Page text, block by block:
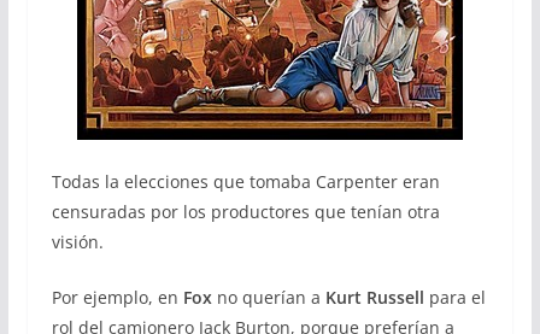
Todas la elecciones que tomaba Carpenter eran
censuradas por los productores que tenían otra
visión.
Por ejemplo, en Foxno querían a Kurt Russell para el
rol del camionero Jack Burton, porque preferían a